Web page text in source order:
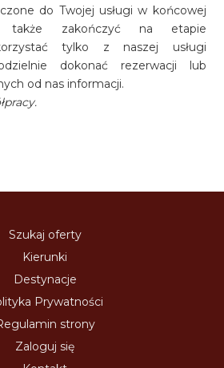
do Twojej usługi w końcowej
także zakończyć na etapie
tylko z naszej usługi
dokonać rezerwacji lub
od nas informacji.
Szukaj oferty
Kierunki
Destynacje
Prywatności
strony
Zaloguj się